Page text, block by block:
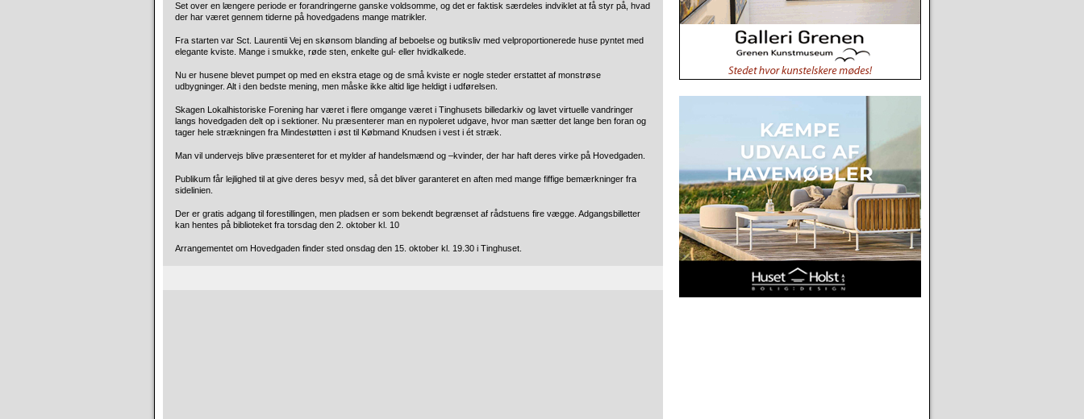
Set over en længere periode er forandringerne ganske voldsomme, og det er faktisk særdeles indviklet at få styr på, hvad
der har været gennem tiderne på hovedgadens mange matrikler.
Fra starten var Sct. Laurentii Vej en skønsom blanding af beboelse og butiksliv med velproportionerede huse pyntet med
elegante kviste. Mange i smukke, røde sten, enkelte gul- eller hvidkalkede.
Nu er husene blevet pumpet op med en ekstra etage og de små kviste er nogle steder erstattet af monstrøse
udbygninger. Alt i den bedste mening, men måske ikke altid lige heldigt i udførelsen.
Skagen Lokalhistoriske Forening har været i flere omgange været i Tinghusets billedarkiv og lavet virtuelle vandringer
langs hovedgaden delt op i sektioner. Nu præsenterer man en nypoleret udgave, hvor man sætter det lange ben foran og
tager hele strækningen fra Mindestøtten i øst til Købmand Knudsen i vest i ét stræk.
Man vil undervejs blive præsenteret for et mylder af handelsmænd og –kvinder, der har haft deres virke på Hovedgaden.
Publikum får lejlighed til at give deres besyv med, så det bliver garanteret en aften med mange fiffige bemærkninger fra
sidelinien.
Der er gratis adgang til forestillingen, men pladsen er som bekendt begrænset af rådstuens fire vægge. Adgangsbilletter
kan hentes på biblioteket fra torsdag den 2. oktober kl. 10
Arrangementet om Hovedgaden finder sted onsdag den 15. oktober kl. 19.30 i Tinghuset.